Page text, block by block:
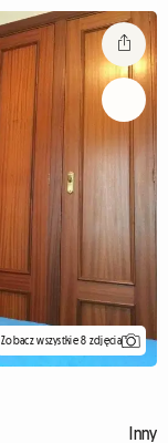
Zobacz wszystkie 8 zdjęcia
Inny